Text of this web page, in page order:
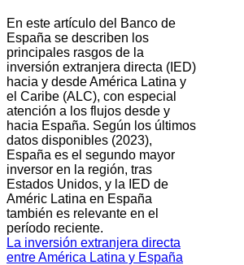
En este artículo del Banco de
España se describen los
principales rasgos de la
inversión extranjera directa (IED)
hacia y desde América Latina y
el Caribe (ALC), con especial
atención a los flujos desde y
hacia España. Según los últimos
datos disponibles (2023),
España es el segundo mayor
inversor en la región, tras
Estados Unidos, y la IED de
Améric Latina en España
también es relevante en el
período reciente.
La inversión extranjera directa
entre América Latina y España